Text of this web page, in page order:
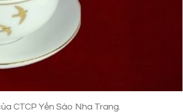
CTCP Yến Sào Nha Trang.